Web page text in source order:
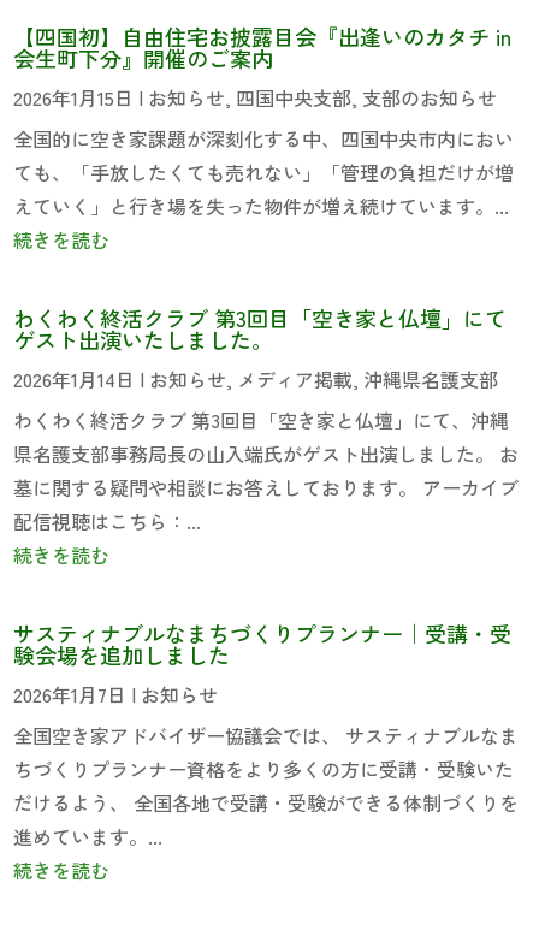
【四国初】自由住宅お披露目会『出逢いのカタチ in
会生町下分』開催のご案内
2026年1月15日 | お知らせ, 四国中央支部, 支部のお知らせ
全国的に空き家課題が深刻化する中、四国中央市内におい
ても、「手放したくても売れない」「管理の負担だけが増
えていく」と行き場を失った物件が増え続けています。...
続きを読む
わくわく終活クラブ 第3回目「空き家と仏壇」にて
ゲスト出演いたしました。
2026年1月14日 | お知らせ, メディア掲載, 沖縄県名護支部
わくわく終活クラブ 第3回目「空き家と仏壇」にて、沖縄
県名護支部事務局長の山入端氏がゲスト出演しました。 お
墓に関する疑問や相談にお答えしております。 アーカイブ
配信視聴はこちら：...
続きを読む
サスティナブルなまちづくりプランナー｜受講・受
験会場を追加しました
2026年1月7日 | お知らせ
全国空き家アドバイザー協議会では、 サスティナブルなま
ちづくりプランナー資格をより多くの方に受講・受験いた
だけるよう、 全国各地で受講・受験ができる体制づくりを
進めています。...
続きを読む